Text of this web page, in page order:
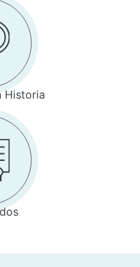
Historia